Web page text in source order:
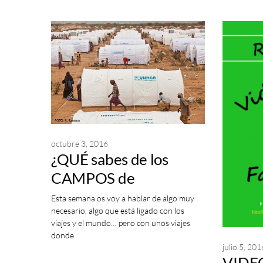
¿QUÉ sabes de los
CAMPOS de
REFUGIADOS en el
mundo?
octubre 3, 2016
Esta semana os voy a hablar de algo muy
necesario, algo que está ligado con los
viajes y el mundo… pero con unos viajes
donde
julio 5,